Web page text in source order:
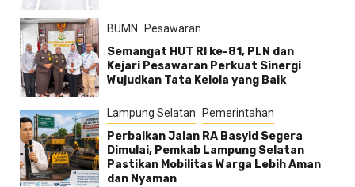
BUMN Pesawaran
Semangat HUT RI ke-81, PLN dan
Kejari Pesawaran Perkuat Sinergi
Wujudkan Tata Kelola yang Baik
Lampung Selatan Pemerintahan
Perbaikan Jalan RA Basyid Segera
Dimulai, Pemkab Lampung Selatan
Pastikan Mobilitas Warga Lebih Aman
dan Nyaman